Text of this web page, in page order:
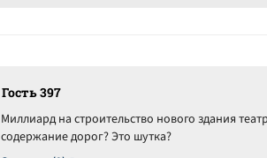
Гость 397
Миллиард на строительство нового здания
содержание дорог? Это шутка?